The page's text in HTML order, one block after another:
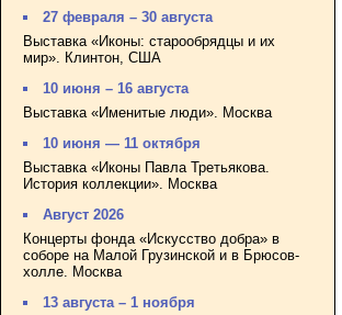
27 февраля – 30 августа
Выставка «Иконы: старообрядцы и их
мир». Клинтон, США
10 июня – 16 августа
Выставка «Именитые люди». Москва
10 июня — 11 октября
Выставка «Иконы Павла Третьякова.
История коллекции». Москва
Август 2026
Концерты фонда «Искусство добра» в
соборе на Малой Грузинской и в Брюсов-
холле. Москва
13 августа – 1 ноября